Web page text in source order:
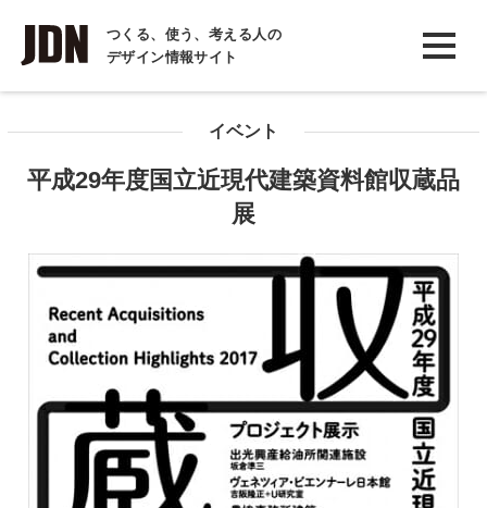
つくる、使う、考える人の
デザイン情報サイト
INTERVIEW
インタビュー
イベント
平成29年度国立近現代建築資料館収蔵品
展